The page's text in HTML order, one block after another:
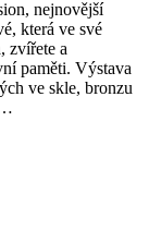
nejnovější
která ve své
zvířete a
paměti. Výstava
ve skle, bronzu